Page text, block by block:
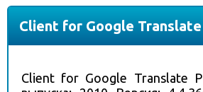
Client for Google Translate
Client for Google Translate